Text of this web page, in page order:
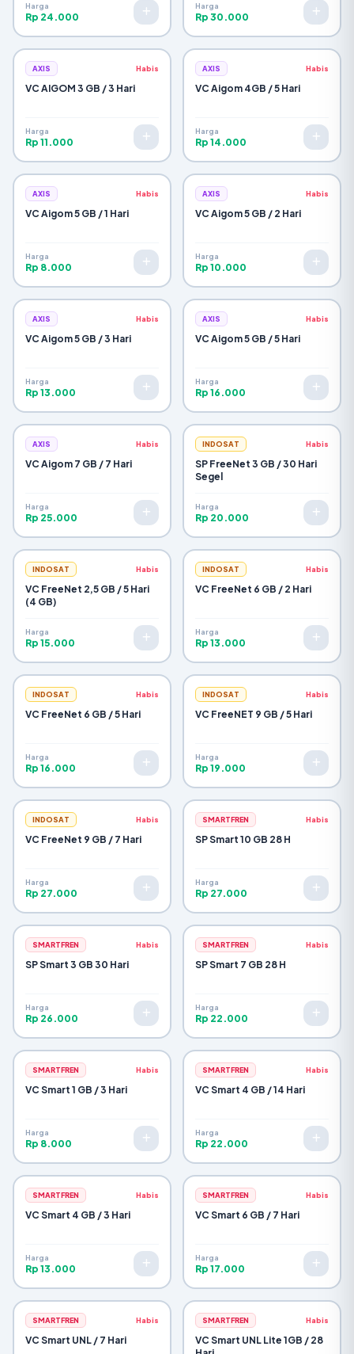
Harga
Rp 24.000
Harga
Rp 30.000
AXIS Habis
VC AIGOM 3 GB / 3 Hari
Harga
Rp 11.000
AXIS Habis
VC Aigom 4GB / 5 Hari
Harga
Rp 14.000
AXIS Habis
VC Aigom 5 GB / 1 Hari
Harga
Rp 8.000
AXIS Habis
VC Aigom 5 GB / 2 Hari
Harga
Rp 10.000
AXIS Habis
VC Aigom 5 GB / 3 Hari
Harga
Rp 13.000
AXIS Habis
VC Aigom 5 GB / 5 Hari
Harga
Rp 16.000
AXIS Habis
VC Aigom 7 GB / 7 Hari
Harga
Rp 25.000
INDOSAT Habis
SP FreeNet 3 GB / 30 Hari
Segel
Harga
Rp 20.000
INDOSAT Habis
VC FreeNet 2,5 GB / 5 Hari
(4 GB)
Harga
Rp 15.000
INDOSAT Habis
VC FreeNet 6 GB / 2 Hari
Harga
Rp 13.000
INDOSAT Habis
VC FreeNet 6 GB / 5 Hari
Harga
Rp 16.000
INDOSAT Habis
VC FreeNET 9 GB / 5 Hari
Harga
Rp 19.000
INDOSAT Habis
VC FreeNet 9 GB / 7 Hari
Harga
Rp 27.000
SMARTFREN Habis
SP Smart 10 GB 28 H
Harga
Rp 27.000
SMARTFREN Habis
SP Smart 3 GB 30 Hari
Harga
Rp 26.000
SMARTFREN Habis
SP Smart 7 GB 28 H
Harga
Rp 22.000
SMARTFREN Habis
VC Smart 1 GB / 3 Hari
Harga
Rp 8.000
SMARTFREN Habis
VC Smart 4 GB / 14 Hari
Harga
Rp 22.000
SMARTFREN Habis
VC Smart 4 GB / 3 Hari
Harga
Rp 13.000
SMARTFREN Habis
VC Smart 6 GB / 7 Hari
Harga
Rp 17.000
SMARTFREN Habis
VC Smart UNL / 7 Hari
SMARTFREN Habis
VC Smart UNL Lite 1GB / 28